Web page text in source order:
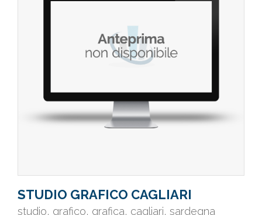
STUDIO GRAFICO CAGLIARI
studio, grafico, grafica, cagliari, sardegna